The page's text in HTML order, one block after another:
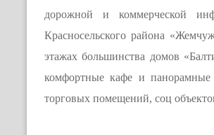
дорожной и коммерческой
Красносельского района
этажах большинства домов
комфортные кафе и панорамные
торговых помещений, соц